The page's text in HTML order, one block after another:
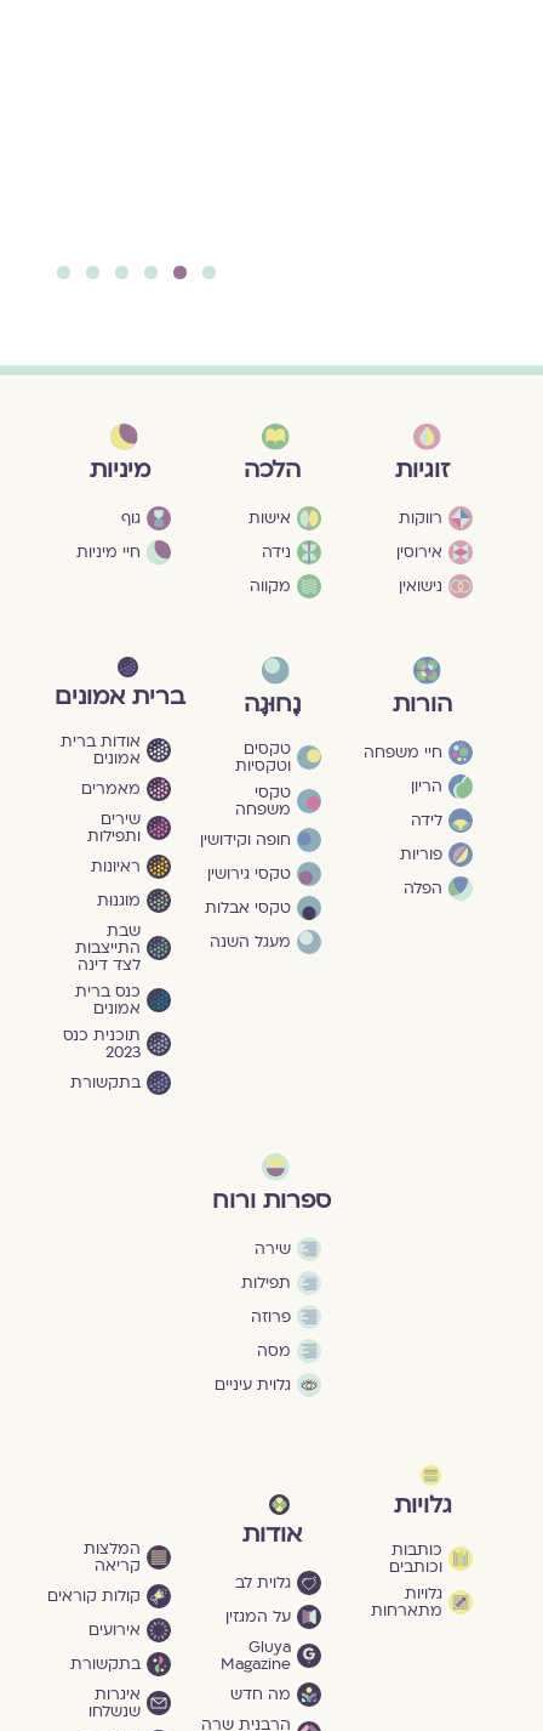
זוגיות
רווקות
אירוסין
נישואין
הלכה
אישות
נידה
מקווה
מיניות
גוף
חיי מיניות
הורות
חיי משפחה
הריון
לידה
פוריות
הפלה
נָחוּגָה
טקסים
וטקסיות
טקסי
משפחה
חופה וקידושין
טקסי גירושין
טקסי אבלות
מעגל השנה
ברית אמונים
אודות ברית
אמונים
מאמרים
שירים
ותפילות
ראיונות
מוגנוּת
שבת
התייצבות
לצד דינה
כנס ברית
אמונים
תוכנית כנס
2023
בתקשורת
ספרות ורוח
שירה
תפילות
פרוזה
מסה
גלוית עיניים
גלויות
כותבות
וכותבים
גלויות
מתארחות
אודות
גלוית לב
על המגזין
Gluya
Magazine
מה חדש
הרבנית שרה
המלצות
קריאה
קולות קוראים
אירועים
בתקשורת
איגרות
שנשלחו